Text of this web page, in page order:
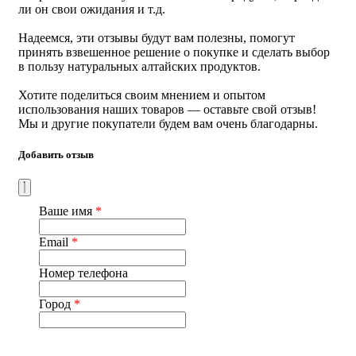
Минимальный курс приема
Оптимальный курс приема– 1,5 месяца. На 1 курс
необходимо 2 банки.
Терапевтический курс приема– 3 месяца. На 1 курс
необходимо 4 банки
Курс приема рекомендуется повторять 2-3 раза в год.
Противопоказания:
беременности и кормления грудью. Рекомендуется
Вы проходите курс лечения от какого-либо заболевания.
Условия хранения
Срок годности: 30 месяцев с даты изготовления в
невскрытой упаковке изготовителя. После вскрытия -
хранить не более 6 месяцев.
ли он свои ожидания и т.д.
Надеемся, эти отзывы будут вам полезны, помогут
принять взвешенное решение о покупке и сделать выбор
в пользу натуральных алтайских продуктов.
Хотите поделиться своим мнением и опытом
использования наших товаров — оставьте свой отзыв!
Мы и другие покупатели будем вам очень благодарны.
Добавить отзыв
Ваше имя *
Email *
Номер телефона
Город *